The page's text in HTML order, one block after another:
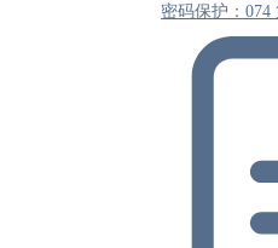
密码保护：074